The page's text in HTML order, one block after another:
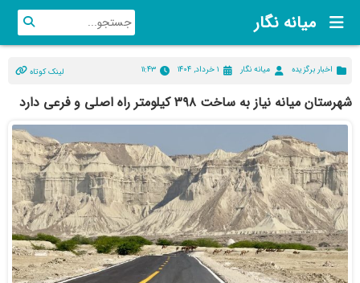
میانه نگار
اخبار برگزیده میانه نگار ۱ خرداد, ۱۴۰۴ ۱۱:۴۳ لینک کوتاه
شهرستان میانه نیاز به ساخت ۳۹۸ کیلومتر راه اصلی و فرعی دارد